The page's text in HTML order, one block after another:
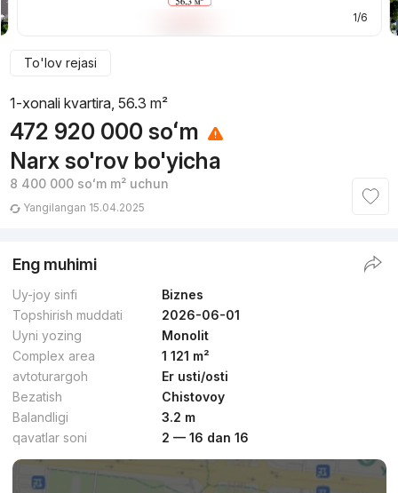
1/6
To'lov rejasi
1-xonali kvartira, 56.3 m²
472 920 000 soʻm
Narx so'rov bo'yicha
8 400 000 soʻmm² uchun
Yangilangan 15.04.2025
Eng muhimi
Uy-joy sinfi
Biznes
Topshirish muddati
2026-06-01
Uyni yozing
Monolit
Complex area
1 121 m²
avtoturargoh
Er usti/osti
Bezatish
Chistovoy
Balandligi
3.2 m
qavatlar soni
2 — 16 dan 16